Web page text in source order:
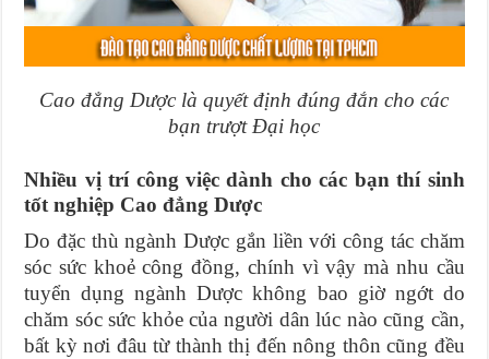
Cao đẳng Dược là quyết định đúng đắn cho các
bạn trượt Đại học
Nhiều vị trí công việc dành cho các bạn thí sinh
tốt nghiệp Cao đẳng Dược
Do đặc thù ngành Dược gắn liền với công tác chăm
sóc sức khoẻ công đồng, chính vì vậy mà nhu cầu
tuyển dụng ngành Dược không bao giờ ngớt do
chăm sóc sức khỏe của người dân lúc nào cũng cần,
bất kỳ nơi đâu từ thành thị đến nông thôn cũng đều